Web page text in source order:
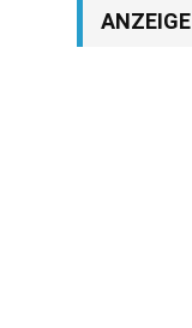
ANZEIGE